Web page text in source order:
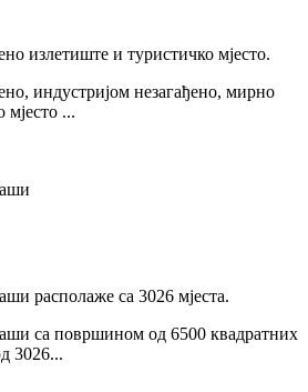
излетиште и туристичко мјесто.
индустријом незагађено, мирно
мјесто ...
располаже са 3026 мјеста.
са површином од 6500 квадратних
3026...